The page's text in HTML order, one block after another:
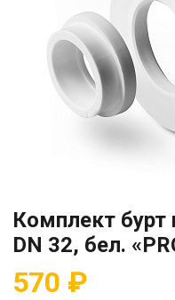
Комплект бурт
DN 32, бел.
570 ₽